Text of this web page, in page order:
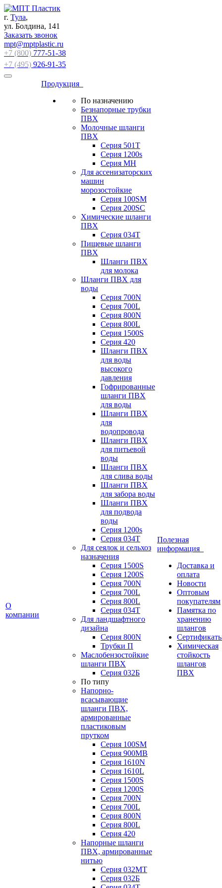
г. Тула,
ул. Болдина, 141
Заказать звонок
mpt@mptplastic.ru
+7 (800) 777-51-38
+7 (495) 926-91-35
О
компании
Продукция
По назначению
Безнапорные трубки
ПВХ
Молочные шланги
ПВХ
Серия 501T
Серия 1200s
Серия МН
Для ассенизаторских
машин
морозостойкие
Серия 100SM
Серия 200SС
Химические шланги
ПВХ
Серия 034Т
Пищевые шланги
ПВХ
Шланги ПВХ
для молока
Шланги ПВХ для
воды
Серия 700N
Серия 700L
Серия 800N
Серия 800L
Серия 1500S
Серия 420
Шланги ПВХ
для воды
высокого
давления
Гофрированные
шланги ПВХ
для воды
Шланги ПВХ
для
водопровода
Шланги ПВХ
для питьевой
воды
Шланги ПВХ
для слива воды
Шланги ПВХ
для забора воды
Шланги ПВХ
для подвода
воды
Серия 1200s
Серия 034Т
Для сеялок и сельхоз
назначения
Серия 1500S
Серия 1200S
Серия 700N
Серия 700L
Серия 800L
Серия 034T
Для ландшафтного
дизайна
Серия 800N
Трубки П
Маслобензостойкие
шланги ПВХ
Серия 032Б
По типу
Напорно-
всасывающие
шланги ПВХ,
армированные
пластиковым
прутком
Серия 100SM
Серия 900MB
Серия 1610N
Серия 1610L
Серия 1500S
Серия 1200S
Серия 700N
Серия 700L
Серия 800N
Серия 800L
Серия 420
Напорные шланги
ПВХ, армированные
нитью
Серия 032МТ
Серия 032Б
Полезная
информация
Доставка и
оплата
Новости
Оптовым
покупателям
Памятка по
хранению
шлангов
Химическая
стойкость
шлангов
ПВХ